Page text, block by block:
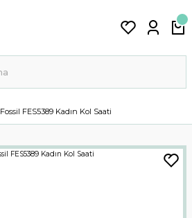
Fossil FES5389 Kadın Kol Saati